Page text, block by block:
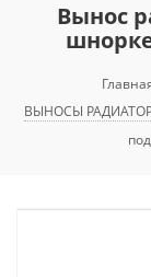
Вынос
ВЫНОСЫ